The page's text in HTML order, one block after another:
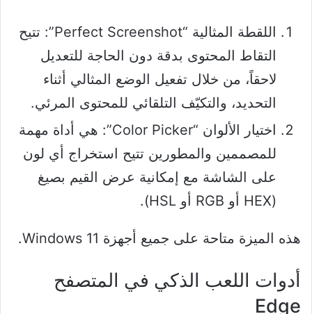
اللقطة المثالية “Perfect Screenshot”: تتيح
التقاط المحتوى بدقة دون الحاجة للتعديل
لاحقاً، من خلال تفعيل الوضع المثالي أثناء
التحديد، والتكيّف التلقائي للمحتوى المرئي.
اختيار الألوان “Color Picker”: هي أداة مهمة
للمصممين والمطورين تتيح استخراج أي لون
على الشاشة مع إمكانية عرض القيم بصيغ
(HEX أو RGB أو HSL).
هذه الميزة متاحة على جميع أجهزة Windows 11.
أدوات اللعب الذكي في المتصفح
Edge